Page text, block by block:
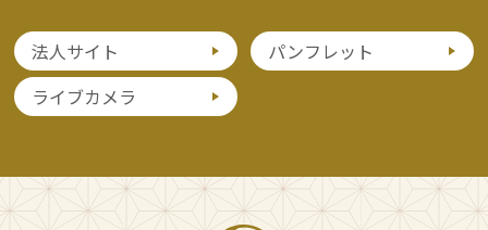
法人サイト
パンフレット
ライブカメラ